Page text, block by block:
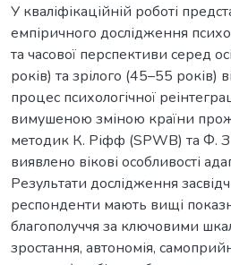
У кваліфікаційній роботі
емпіричного дослідження
та часової перспективи серед
років) та зрілого (45–55 років)
процес психологічної
вимушеною зміною країни
методик К. Ріфф (SPWB) та Ф.
виявлено вікові особливості
Результати дослідження
респонденти мають вищі
благополуччя за ключовими
зростання, автономія,